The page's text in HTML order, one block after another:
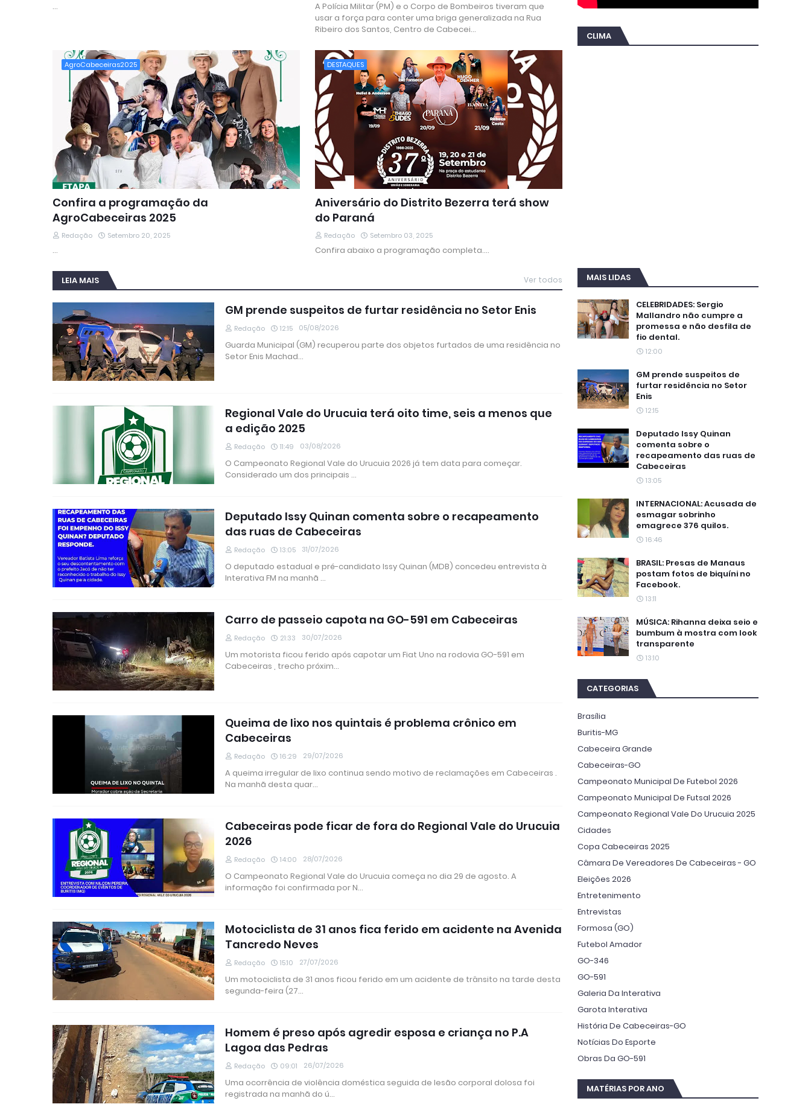
…
A Polícia Militar (PM) e o Corpo de Bombeiros tiveram que
usar a força para conter uma briga generalizada na Rua
Ribeiro dos Santos, Centro de Cabecei…
AgroCabeceiras2025
Confira a programação da
AgroCabeceiras 2025
Redação Setembro 20, 2025
…
DESTAQUES
Aniversário do Distrito Bezerra terá show
do Paraná
Redação Setembro 03, 2025
Confira abaixo a programação completa.…
LEIA MAIS Ver todos
GM prende suspeitos de furtar residência no Setor Enis
Redação 12:15 05/08/2026
Guarda Municipal (GM) recuperou parte dos objetos furtados de uma residência no
Setor Enis Machad…
Regional Vale do Urucuia terá oito time, seis a menos que
a edição 2025
Redação 11:49 03/08/2026
O Campeonato Regional Vale do Urucuia 2026 já tem data para começar.
Considerado um dos principais …
Deputado Issy Quinan comenta sobre o recapeamento
das ruas de Cabeceiras
Redação 13:05 31/07/2026
O deputado estadual e pré-candidato Issy Quinan (MDB) concedeu entrevista à
Interativa FM na manhã …
Carro de passeio capota na GO-591 em Cabeceiras
Redação 21:33 30/07/2026
Um motorista ficou ferido após capotar um Fiat Uno na rodovia GO-591 em
Cabeceiras , trecho próxim…
Queima de lixo nos quintais é problema crônico em
Cabeceiras
Redação 16:29 29/07/2026
A queima irregular de lixo continua sendo motivo de reclamações em Cabeceiras .
Na manhã desta quar…
Cabeceiras pode ficar de fora do Regional Vale do Urucuia
2026
Redação 14:00 28/07/2026
O Campeonato Regional Vale do Urucuia começa no dia 29 de agosto. A
informação foi confirmada por N…
Motociclista de 31 anos fica ferido em acidente na Avenida
Tancredo Neves
Redação 15:10 27/07/2026
Um motociclista de 31 anos ficou ferido em um acidente de trânsito na tarde desta
segunda-feira (27…
Homem é preso após agredir esposa e criança no P.A
Lagoa das Pedras
Redação 09:01 26/07/2026
Uma ocorrência de violência doméstica seguida de lesão corporal dolosa foi
registrada na manhã do ú…
CLIMA
MAIS LIDAS
CELEBRIDADES: Sergio
Mallandro não cumpre a
promessa e não desfila de
fio dental.
12:00
GM prende suspeitos de
furtar residência no Setor
Enis
12:15
Deputado Issy Quinan
comenta sobre o
recapeamento das ruas de
Cabeceiras
13:05
INTERNACIONAL: Acusada de
esmagar sobrinho
emagrece 376 quilos.
16:46
BRASIL: Presas de Manaus
postam fotos de biquíni no
Facebook.
13:11
MÚSICA: Rihanna deixa seio e
bumbum à mostra com look
transparente
13:10
CATEGORIAS
Brasília
Buritis-MG
Cabeceira Grande
Cabeceiras-GO
Campeonato Municipal De Futebol 2026
Campeonato Municipal De Futsal 2026
Campeonato Regional Vale Do Urucuia 2025
Cidades
Copa Cabeceiras 2025
Câmara De Vereadores De Cabeceiras - GO
Eleições 2026
Entretenimento
Entrevistas
Formosa (GO)
Futebol Amador
GO-346
GO-591
Galeria Da Interativa
Garota Interativa
História De Cabeceiras-GO
Notícias Do Esporte
Obras Da GO-591
MATÉRIAS POR ANO